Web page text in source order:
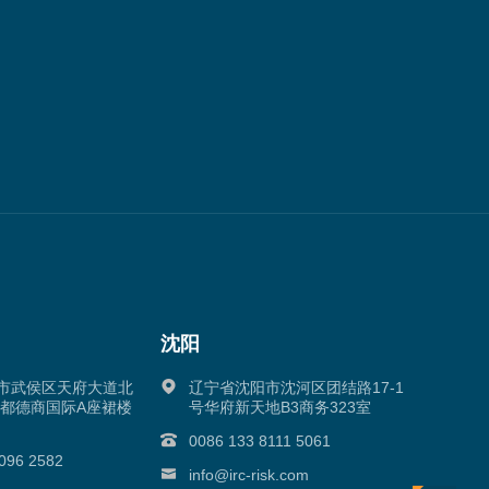
武侯区天府大道北
德商国际A座裙楼
2582
沈阳
辽宁省沈阳市沈河区团结路17-1
号华府新天地B3商务323室
0086 133 8111 5061
info@irc-risk.com